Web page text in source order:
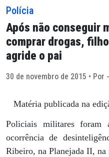
Polícia
Após não conseguir
comprar drogas,
agride o pai
30 de novembro de 2015 • Por -
Matéria publicada na
Policiais militares foram
ocorrência de
Ribeiro, na Planejada II,